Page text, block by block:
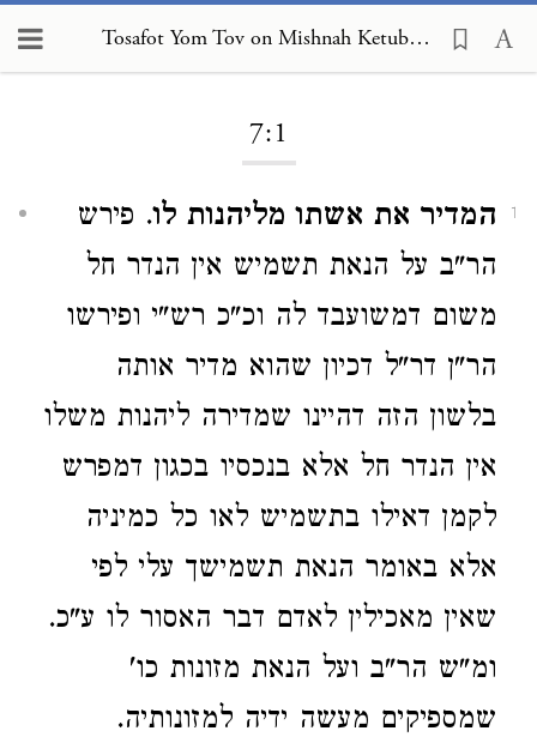
Tosafot Yom Tov on Mishnah Ketubot 7:1
7:1
1 המדיר את אשתו מליהנות לו. פירש
הר"ב על הנאת תשמיש אין הנדר חל
משום דמשועבד לה וכ"כ רש"י ופירשו
הר"ן דר"ל דכיון שהוא מדיר אותה
בלשון הזה דהיינו שמדירה ליהנות משלו
אין הנדר חל אלא בנכסיו בכגון דמפרש
לקמן דאילו בתשמיש לאו כל כמיניה
אלא באומר הנאת תשמישך עלי לפי
שאין מאכילין לאדם דבר האסור לו ע"כ.
ומ"ש הר"ב ועל הנאת מזונות כו'
שמספיקים מעשה ידיה למזונותיה.